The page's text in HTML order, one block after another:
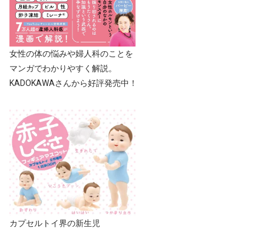
女性の体の悩みや婦人科のことを
マンガでわかりやすく解説。
KADOKAWAさんから好評発売中！
カプセルトイ界の新生児